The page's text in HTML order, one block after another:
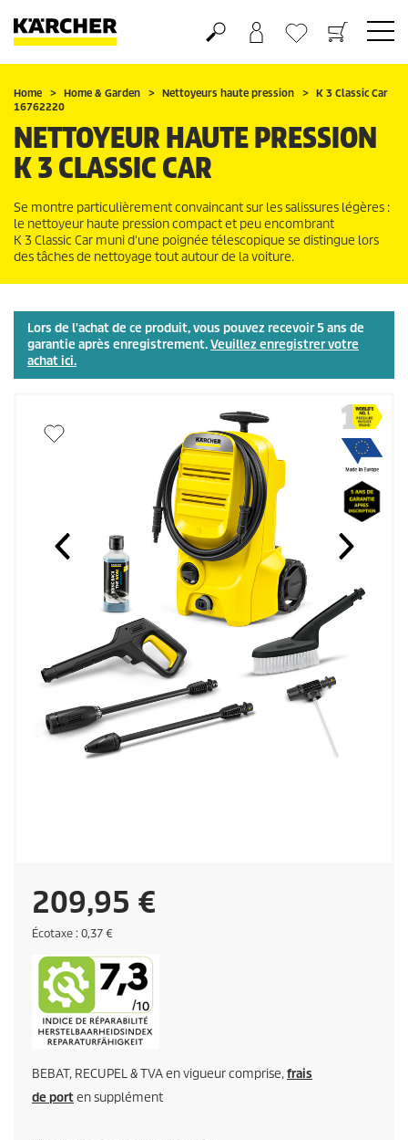
Panier
Mes Favoris
Home Home & Garden Nettoyeurs haute pression
K 3 Classic Car
16762220
NETTOYEUR HAUTE PRESSION
K 3 CLASSIC CAR
Se montre particulièrement convaincant sur les salissures légères :
le nettoyeur haute pression compact et peu encombrant
K 3 Classic Car muni d'une poignée télescopique se distingue lors
des tâches de nettoyage tout autour de la voiture.
Lors de l'achat de ce produit, vous pouvez recevoir 5 ans de
garantie après enregistrement.Veuillez enregistrer votre
achat ici.
P
r
i
x
c
209,95 €
É
Écotaxe : 0,37 €
BEBAT, RECUPEL & TVA en vigueur comprise,frais
de porten supplément